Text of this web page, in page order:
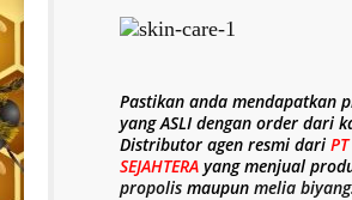
Pastikan anda mendapatkan
yangASLIdengan order dari
Distributor agen resmi dari
SEJAHTERA yang menjual
propolis maupun melia biyang